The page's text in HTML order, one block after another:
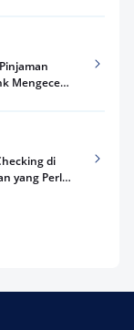
Mengecek
di
yang Perlu